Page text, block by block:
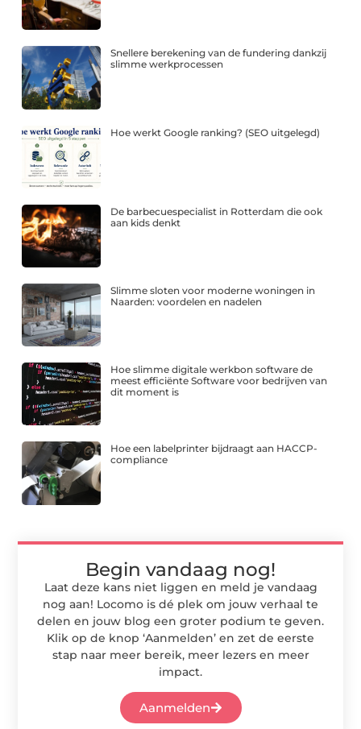
Snellere berekening van de fundering dankzij
slimme werkprocessen
Hoe werkt Google ranking? (SEO uitgelegd)
De barbecuespecialist in Rotterdam die ook
aan kids denkt
Slimme sloten voor moderne woningen in
Naarden: voordelen en nadelen
Hoe slimme digitale werkbon software de
meest efficiënte Software voor bedrijven van
dit moment is
Hoe een labelprinter bijdraagt aan HACCP-
compliance
Begin vandaag nog!
Laat deze kans niet liggen en meld je vandaag
nog aan! Locomo is dé plek om jouw verhaal te
delen en jouw blog een groter podium te geven.
Klik op de knop ‘Aanmelden’ en zet de eerste
stap naar meer bereik, meer lezers en meer
impact.
Aanmelden